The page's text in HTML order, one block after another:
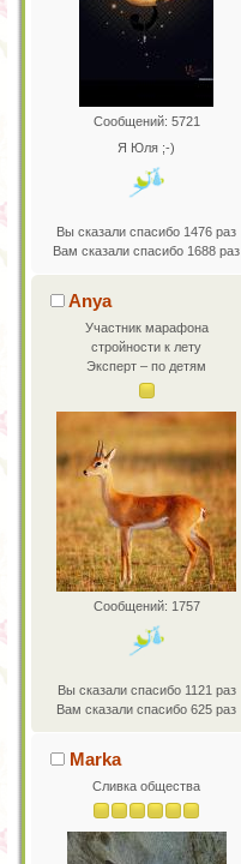
Сообщений: 5721
Я Юля ;-)
Вы сказали спасибо 1476 раз
Вам сказали спасибо 1688 раз
Anya
Участник марафона
стройности к лету
Эксперт – по детям
Сообщений: 1757
Вы сказали спасибо 1121 раз
Вам сказали спасибо 625 раз
Marka
Сливка общества